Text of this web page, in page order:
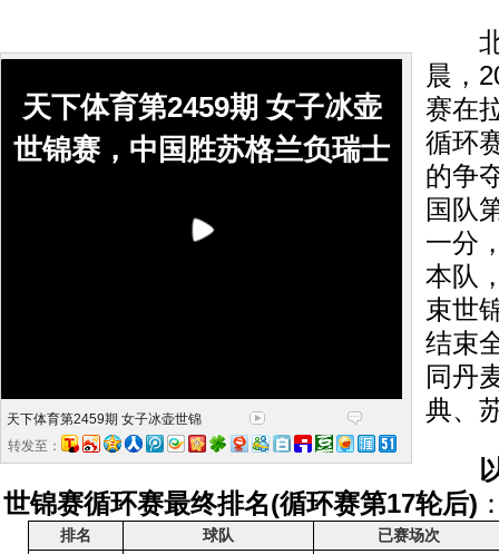
天下体育第2459期 女子冰壶
世锦赛，中国胜苏格兰负瑞士
天下体育第2459期 女子冰壶世锦
转发至：
北
晨，
赛在
循环
的争
国队
一分
本队
束世
结束
同丹
典、
世锦赛循环赛最终排名(循环赛第17轮后)
排名 球队
已赛场次